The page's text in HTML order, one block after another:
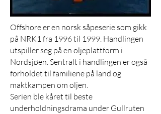
Offshore er en norsk såpeserie som gikk
på NRK1 fra 1996 til 1999. Handlingen
utspiller seg på en oljeplattform i
Nordsjøen. Sentralt i handlingen er også
forholdet til familiene på land og
maktkampen om oljen.
Serien ble kåret til beste
underholdningsdrama under Gullruten